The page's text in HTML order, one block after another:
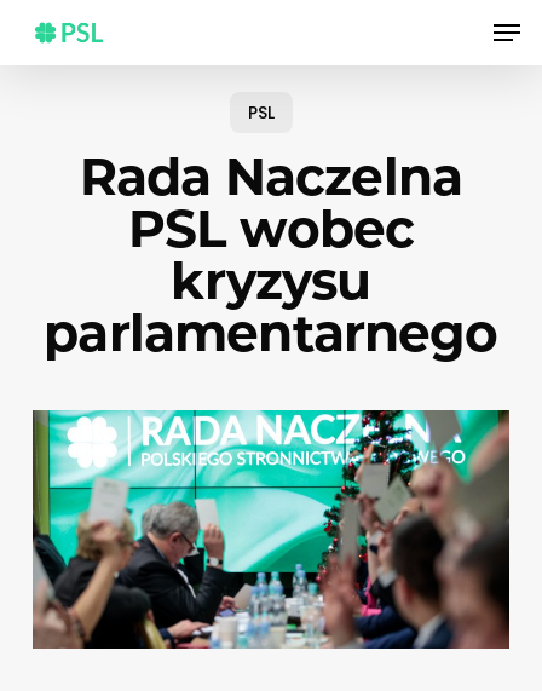
main
PSL
Rada Naczelna
PSL wobec
kryzysu
parlamentarnego